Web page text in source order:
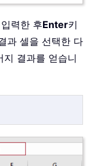
력한 후Enter키
과 셀을 선택한 다
결과를 얻습니